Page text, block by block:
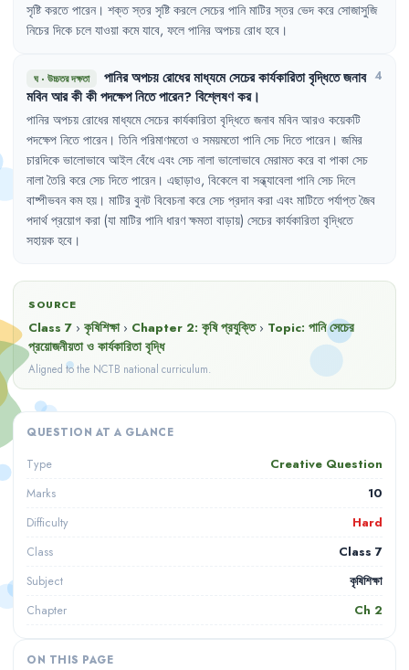
সৃষ্টি করতে পারেন। শক্ত স্তর সৃষ্টি করলে সেচের পানি মাটির স্তর ভেদ করে সোজাসুজি
নিচের দিকে চলে যাওয়া কমে যাবে, ফলে পানির অপচয় রোধ হবে ।
ঘ· উচ্চতর দক্ষতা পানিরঅপচয়রোধেরমাধ্যমেসেচেরকার্যকারিতাবৃদ্ধিতেজনাব
মবিনআরকীকীপদক্ষেপনিতেপারেন?বিশ্লেষণকর।
4
পানির অপচয় রোধের মাধ্যমে সেচের কার্যকারিতা বৃদ্ধিতে জনাব মবিন আরও কয়েকটি
পদক্ষেপ নিতে পারেন। তিনি পরিমাণমতো ও সময়মতো পানি সেচ দিতে পারেন। জমির
চারদিকে ভালোভাবে আইল বেঁধে এবং সেচ নালা ভালোভাবে মেরামত করে বা পাকা সেচ
নালা তৈরি করে সেচ দিতে পারেন। এছাড়াও, বিকেলে বা সন্ধ্যাবেলা পানি সেচ দিলে
বাষ্পীভবন কম হয় । মাটির বুনট বিবেচনা করে সেচ প্রদান করা এবং মাটিতে পর্যাপ্ত জৈব
পদার্থ প্রয়োগ করা (যা মাটির পানি ধারণ ক্ষমতা বাড়ায়) সেচের কার্যকারিতা বৃদ্ধিতে
সহায়ক হবে ।
SOURCE
Class 7 › কৃষিশিক্ষা › Chapter 2: কৃষি প্রযুক্তি › Topic: পানি সেচের
প্রয়োজনীয়তা ও কার্যকারিতা বৃদ্ধি
Aligned to the NCTB national curriculum.
QUESTION AT A GLANCE
Type Creative Question
Marks 10
Difficulty Hard
Class Class 7
Subject কৃষিশিক্ষা
Chapter Ch 2
ON THIS PAGE